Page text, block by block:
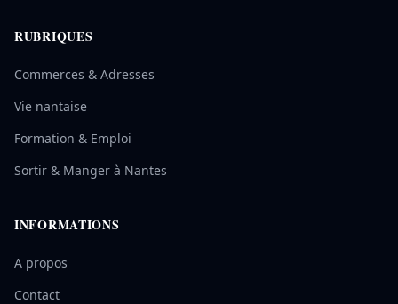
RUBRIQUES
Commerces & Adresses
Vie nantaise
Formation & Emploi
Sortir & Manger à Nantes
INFORMATIONS
A propos
Contact